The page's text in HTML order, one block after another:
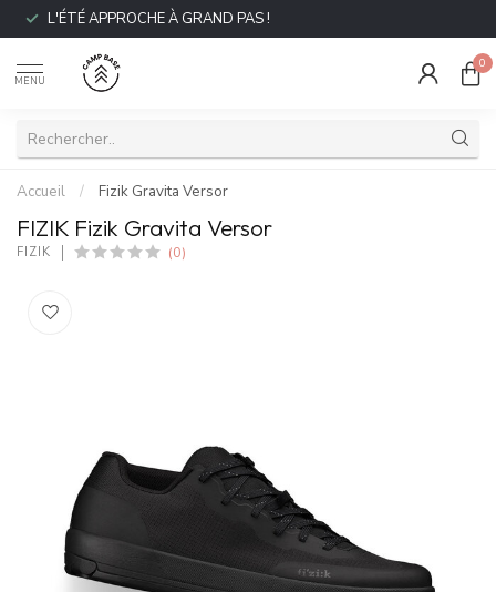
L'ÉTÉ APPROCHE À GRAND PAS !
MENU
0
Accueil / Fizik Gravita Versor
FIZIK Fizik Gravita Versor
FIZIK (0)